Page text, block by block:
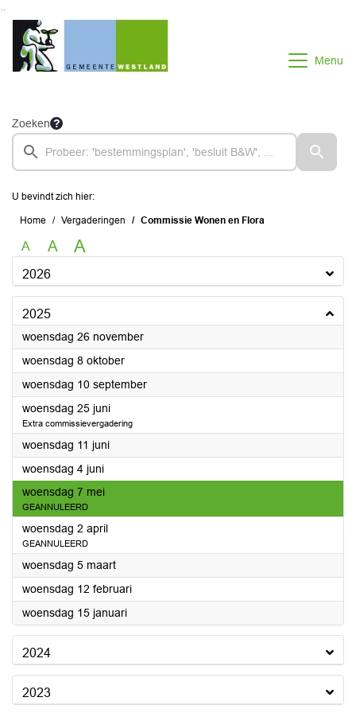
Ga naar de inhoud van deze pagina
Ga naar het zoeken
Ga naar het menu
Menu
Zoeken
U bevindt zich hier:
Home Vergaderingen Commissie Wonen en Flora
A A A
2026
2025
woensdag 26 november2025
woensdag 8 oktober2025
woensdag 10 september2025
woensdag 25 juni2025
Extra commissievergadering
woensdag 11 juni2025
woensdag 4 juni2025
woensdag 7 mei2025
GEANNULEERD
woensdag 2 april2025
GEANNULEERD
woensdag 5 maart2025
woensdag 12 februari2025
woensdag 15 januari2025
2024
2023